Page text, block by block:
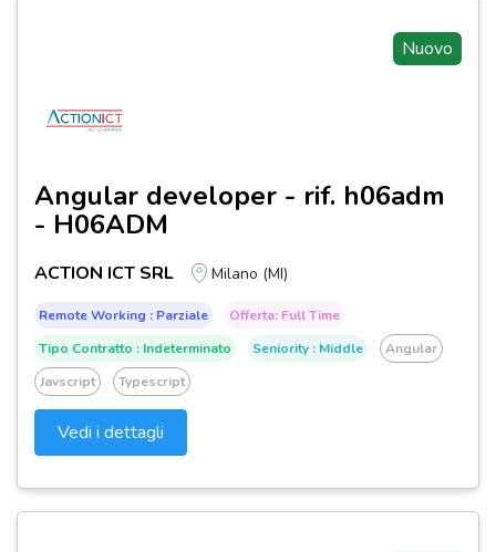
Nuovo
Angular developer - rif. h06adm
- H06ADM
ACTION ICT SRL Milano (MI)
Remote Working : Parziale
Offerta: Full Time
Tipo Contratto : Indeterminato
Seniority : Middle
Angular
Javscript
Typescript
Vedi i dettagli